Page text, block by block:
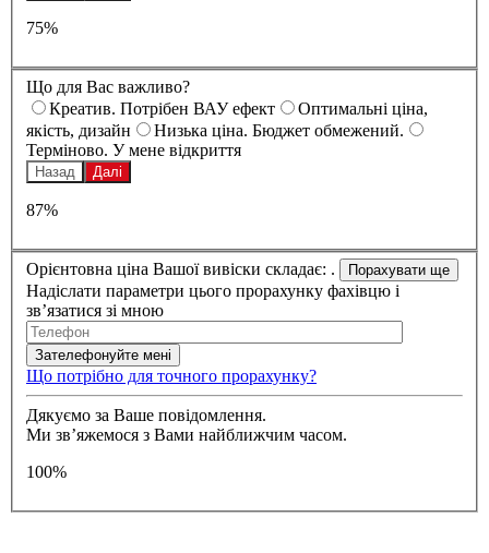
75%
Що для Вас важливо?
Креатив. Потрібен ВАУ ефект
Оптимальні ціна,
якість, дизайн
Низька ціна. Бюджет обмежений.
Терміново. У мене відкриття
Назад Далі
87%
Орієнтовна ціна Вашої вивіски складає: .
Надіслати параметри цього прорахунку фахівцю і
зв’язатися зі мною
Що потрібно для точного прорахунку?
Дякуємо за Ваше повідомлення.
Ми зв’яжемося з Вами найближчим часом.
100%